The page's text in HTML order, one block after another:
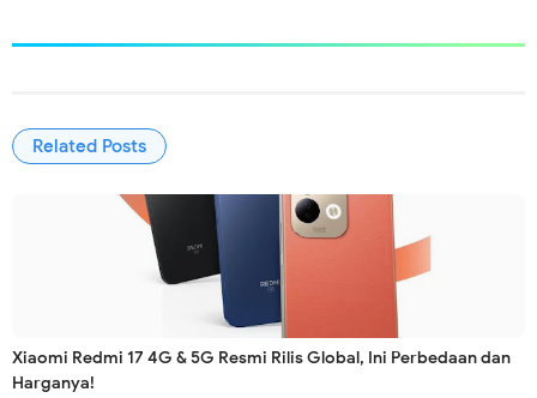
Related Posts
Xiaomi Redmi 17 4G & 5G Resmi Rilis Global, Ini Perbedaan dan
Harganya!